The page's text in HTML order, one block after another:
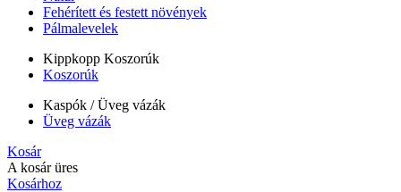
Fehérített és festett növények
Pálmalevelek
Kippkopp Koszorúk
Koszorúk
Kaspók / Üveg vázák
Üveg vázák
Kosár
A kosár üres
Kosárhoz